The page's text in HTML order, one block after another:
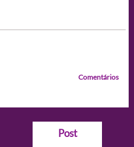
Comentários
Post